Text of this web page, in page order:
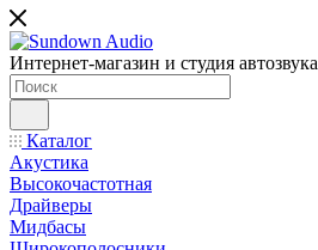
Интернет-магазин и студия автозвука
Каталог
Акустика
Высокочастотная
Драйверы
Мидбасы